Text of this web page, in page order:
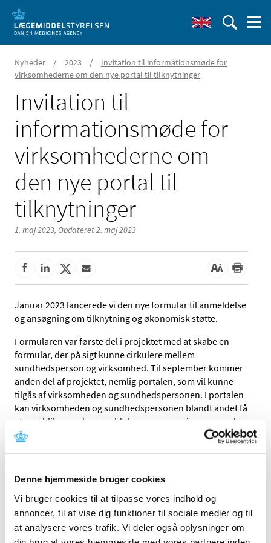
Denne hjemmeside bruger cookies
Vi bruger cookies til at tilpasse vores indhold og
annoncer, til at vise dig funktioner til sociale medier og til
at analysere vores trafik. Vi deler også oplysninger om
Nyheder / 2023 /
Invitation til informationsmøde for
virksomhederne om den nye portal til tilknytninger
Invitation til
informationsmøde for
virksomhederne om
den nye portal til
tilknytninger
1. maj 2023, Opdateret 2. maj 2023
Januar 2023 lancerede vi den nye formular til anmeldelse
og ansøgning om tilknytning og økonomisk støtte.
Formularen var første del i projektet med at skabe en
formular, der på sigt kunne cirkulere mellem
sundhedsperson og virksomhed. Til september kommer
anden del af projektet, nemlig portalen, som vil kunne
tilgås af virksomheden og sundhedspersonen. I portalen
kan virksomheden og sundhedspersonen blandt andet få
et overblik over de anmeldelser og ansøgninger, som de
er part i. Derudover vil der være forskellig funktionalitet
til at hjælpe virksomhederne med at overholde deres
Den nye formular og portal ændrer ikke ved de
forpligtelser som henholdsvis sundhedsperson og
virksomhed har i dag. Portalen bliver et redskab der kan
hjælpe virksomhederne med at overholde såvel deres
informations- og indberetningspligt.